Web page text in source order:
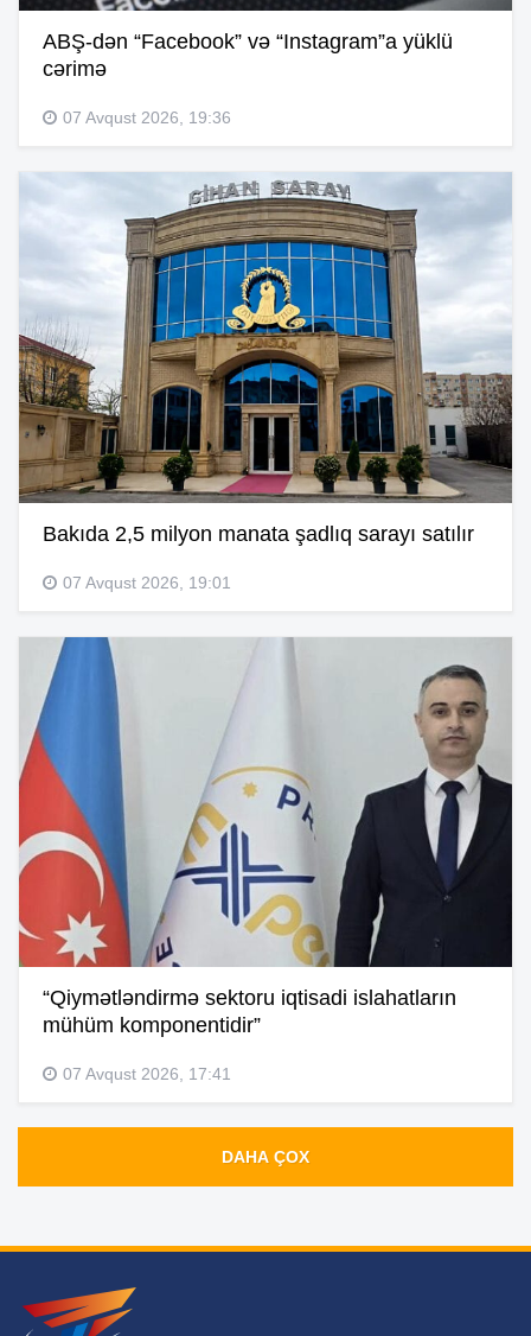
ABŞ-dən “Facebook” və “Instagram”a yüklü
cərimə
07 Avqust 2026, 19:36
Bakıda 2,5 milyon manata şadlıq sarayı satılır
07 Avqust 2026, 19:01
“Qiymətləndirmə sektoru iqtisadi islahatların
mühüm komponentidir”
07 Avqust 2026, 17:41
DAHA ÇOX